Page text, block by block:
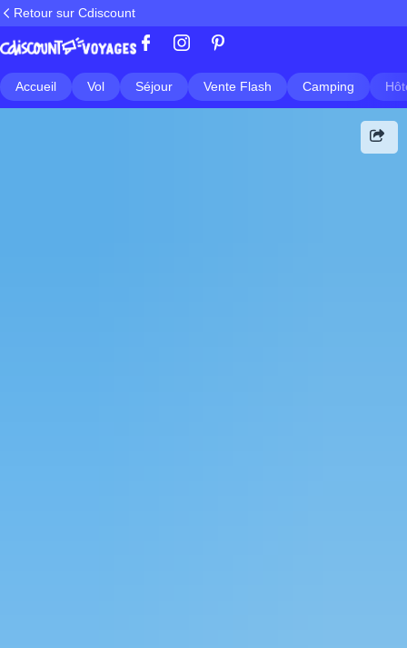
Retour sur Cdiscount
Accueil Vol Séjour Vente Flash Camping